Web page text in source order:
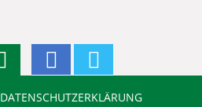
DATENSCHUTZERKLÄRUNG